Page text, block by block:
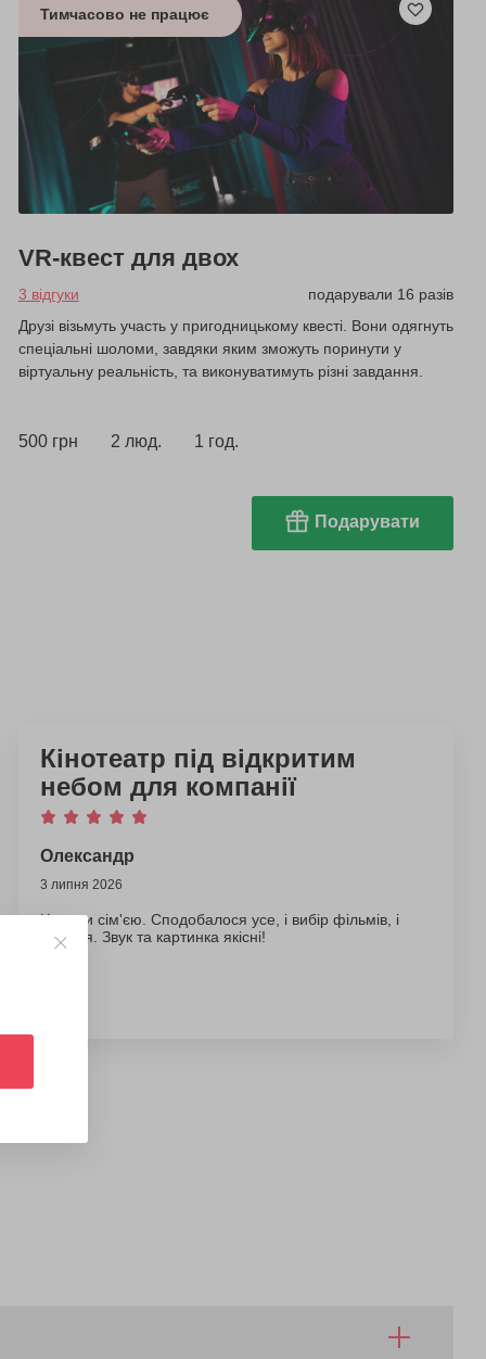
Тимчасово не працює
VR-квест для двох
3 відгуки
подарували 16 разів
Друзі візьмуть участь у пригодницькому квесті. Вони одягнуть
спеціальні шоломи, завдяки яким зможуть поринути у
віртуальну реальність, та виконуватимуть різні завдання.
500 грн 2 люд. 1 год.
Подарувати
Кінотеатр під відкритим
небом для компанії
Олександр
3 липня 2026
Ходили сім'єю. Сподобалося усе, і вибір фільмів, і
локація. Звук та картинка якісні!